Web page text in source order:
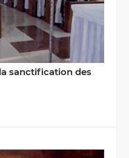
sanctification des